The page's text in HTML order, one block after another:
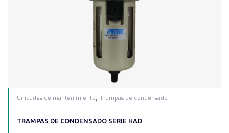
Unidades de mantenimiento, Trampas de condensado
TRAMPAS DE CONDENSADO SERIE HAD